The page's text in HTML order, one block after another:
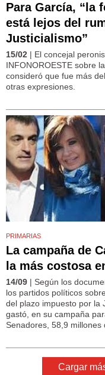
Para García, “la
está lejos del
Justicialismo”
15/02 | El concejal
INFONOROESTE sobre
consideró que fue más
otras expresiones.
PRIMARIAS
La campaña de
la más costosa
14/09 | Según los
los partidos políticos
del plazo impuesto por la
gastó, en su campaña
Senadores, 58,9 millones
Cargar